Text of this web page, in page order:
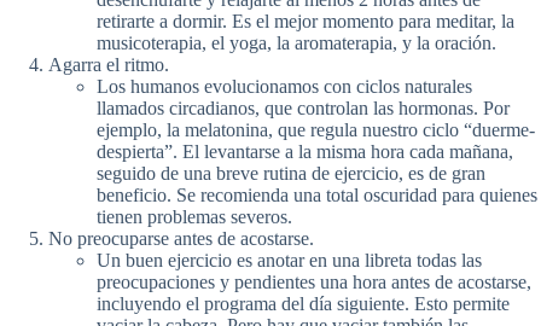
retirarte a dormir. Es el mejor momento para meditar, la
musicoterapia, el yoga, la aromaterapia, y la oración.
Agarra el ritmo.
Los humanos evolucionamos con ciclos naturales
llamados circadianos, que controlan las hormonas. Por
ejemplo, la melatonina, que regula nuestro ciclo “duerme-
despierta”. El levantarse a la misma hora cada mañana,
seguido de una breve rutina de ejercicio, es de gran
beneficio. Se recomienda una total oscuridad para quienes
tienen problemas severos.
No preocuparse antes de acostarse.
Un buen ejercicio es anotar en una libreta todas las
preocupaciones y pendientes una hora antes de acostarse,
incluyendo el programa del día siguiente. Esto permite